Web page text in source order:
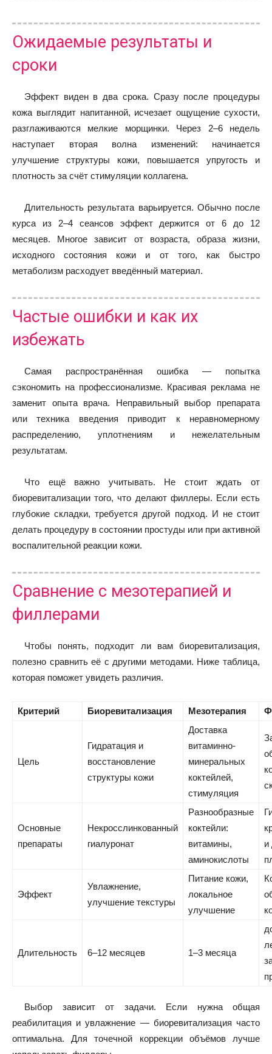
Ожидаемые результаты и
сроки
Эффект виден в два срока. Сразу после процедуры
кожа выглядит напитанной, исчезает ощущение сухости,
разглаживаются мелкие морщинки. Через 2–6 недель
наступает вторая волна изменений: начинается
улучшение структуры кожи, повышается упругость и
плотность за счёт стимуляции коллагена.
Длительность результата варьируется. Обычно после
курса из 2–4 сеансов эффект держится от 6 до 12
месяцев. Многое зависит от возраста, образа жизни,
исходного состояния кожи и от того, как быстро
метаболизм расходует введённый материал.
Частые ошибки и как их
избежать
Самая распространённая ошибка — попытка
сэкономить на профессионализме. Красивая реклама не
заменит опыта врача. Неправильный выбор препарата
или техника введения приводит к неравномерному
распределению, уплотнениям и нежелательным
результатам.
Что ещё важно учитывать. Не стоит ждать от
биоревитализации того, что делают филлеры. Если есть
глубокие складки, требуется другой подход. И не стоит
делать процедуру в состоянии простуды или при активной
воспалительной реакции кожи.
Сравнение с мезотерапией и
филлерами
Чтобы понять, подходит ли вам биоревитализация,
полезно сравнить её с другими методами. Ниже таблица,
которая поможет увидеть различия.
Критерий Биоревитализация Мезотерапия
Цель
Гидратация и
восстановление
структуры кожи
Доставка
витаминно-
минеральных
коктейлей,
стимуляция
Основные
препараты
Некросслинкованный
гиалуронат
Разнообразные
коктейли:
витамины,
аминокислоты
и
Эффект
Увлажнение,
улучшение текстуры
Питание кожи,
локальное
улучшение
Длительность 6–12 месяцев 1–3 месяца
Выбор зависит от задачи. Если нужна общая
реабилитация и увлажнение — биоревитализация часто
оптимальна. Для точечной коррекции объёмов лучше